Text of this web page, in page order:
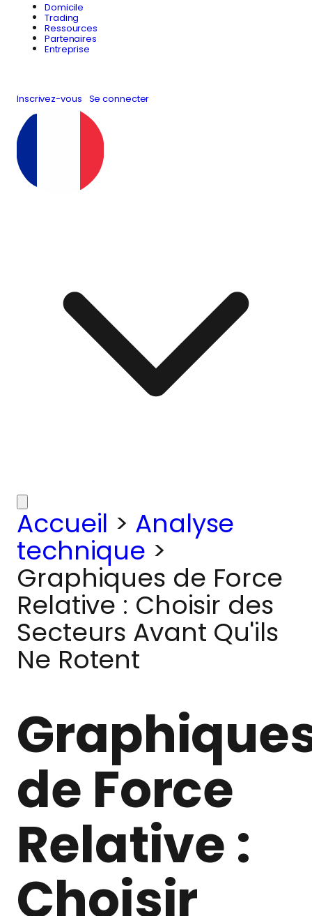
Domicile
Trading
Ressources
Partenaires
Entreprise
Inscrivez-vous Se connecter
Accueil > Analyse
technique >
Graphiques de Force
Relative : Choisir des
Secteurs Avant Qu'ils
Ne Rotent
de Force
Relative :
Choisir